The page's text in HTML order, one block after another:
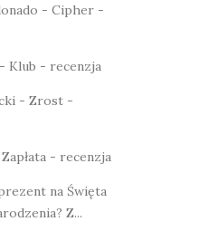
- Cipher -
Klub - recenzja
- Zrost -
- recenzja
na Święta
Z...